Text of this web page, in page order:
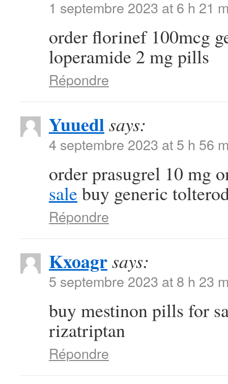
1 septembre 2023 at 6 h 21
order florinef 100mcg
loperamide 2 mg pills
Répondre
Yuuedlsays:
4 septembre 2023 at 5 h 56
order prasugrel 10 mg
sale buy generic
Répondre
Kxoagrsays:
5 septembre 2023 at 8 h 23
buy mestinon pills for
rizatriptan
Répondre